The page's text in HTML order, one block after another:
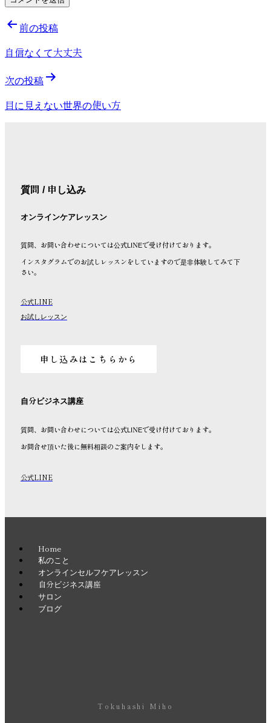
前の投稿
自信なくて大丈夫
次の投稿
目に見えない世界の使い方
質問 / 申し込み
オンラインケアレッスン
質問、お問い合わせについては公式LINEで受け付けております。
インスタグラムでのお試しレッスンをしていますので是非体験してみて下
さい。
公式LINE
お試しレッスン
申し込みはこちらから
自分ビジネス講座
質問、お問い合わせについては公式LINEで受け付けております。
お問合せ頂いた後に無料相談のご案内をします。
公式LINE
Home
私のこと
オンラインセルフケアレッスン
自分ビジネス講座
サロン
ブログ
Tokuhashi Miho